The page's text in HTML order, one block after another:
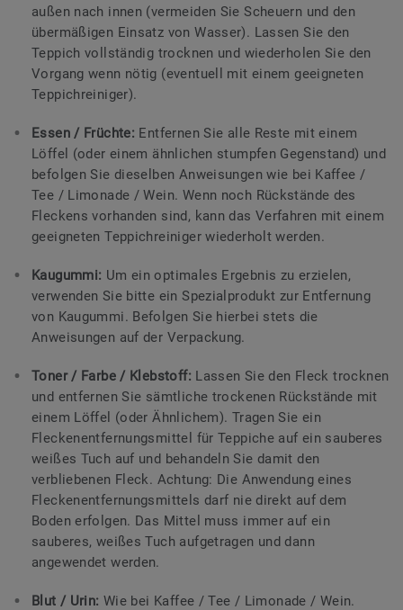
außen nach innen (vermeiden Sie Scheuern und den
übermäßigen Einsatz von Wasser). Lassen Sie den
Teppich vollständig trocknen und wiederholen Sie den
Vorgang wenn nötig (eventuell mit einem geeigneten
Teppichreiniger).
Essen / Früchte: Entfernen Sie alle Reste mit einem
Löffel (oder einem ähnlichen stumpfen Gegenstand) und
befolgen Sie dieselben Anweisungen wie bei Kaffee /
Tee / Limonade / Wein. Wenn noch Rückstände des
Fleckens vorhanden sind, kann das Verfahren mit einem
geeigneten Teppichreiniger wiederholt werden.
Kaugummi: Um ein optimales Ergebnis zu erzielen,
verwenden Sie bitte ein Spezialprodukt zur Entfernung
von Kaugummi. Befolgen Sie hierbei stets die
Anweisungen auf der Verpackung.
Toner / Farbe / Klebstoff: Lassen Sie den Fleck trocknen
und entfernen Sie sämtliche trockenen Rückstände mit
einem Löffel (oder Ähnlichem). Tragen Sie ein
Fleckenentfernungsmittel für Teppiche auf ein sauberes
weißes Tuch auf und behandeln Sie damit den
verbliebenen Fleck. Achtung: Die Anwendung eines
Fleckenentfernungsmittels darf nie direkt auf dem
Boden erfolgen. Das Mittel muss immer auf ein
sauberes, weißes Tuch aufgetragen und dann
angewendet werden.
Blut / Urin: Wie bei Kaffee / Tee / Limonade / Wein.